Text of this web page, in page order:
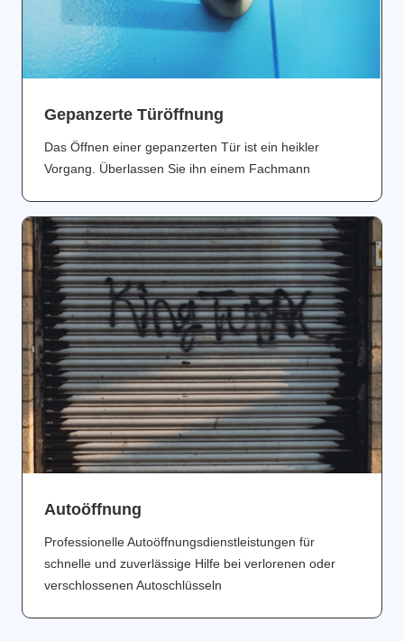
Gepanzerte Türöffnung
Das Öffnen einer gepanzerten Tür ist ein heikler
Vorgang. Überlassen Sie ihn einem Fachmann
Аutoöffnung
Professionelle Autoöffnungsdienstleistungen für
schnelle und zuverlässige Hilfe bei verlorenen oder
verschlossenen Autoschlüsseln